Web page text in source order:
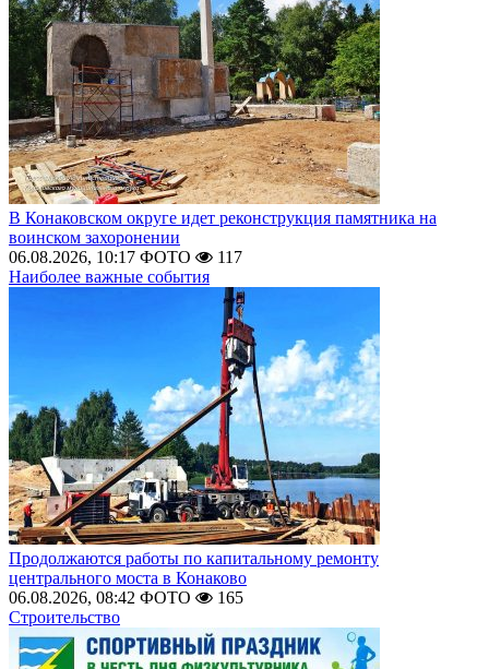
В Конаковском округе идет реконструкция памятника на
воинском захоронении
06.08.2026, 10:17 ФОТО
117
Наиболее важные события
Продолжаются работы по капитальному ремонту
центрального моста в Конаково
06.08.2026, 08:42 ФОТО
165
Строительство